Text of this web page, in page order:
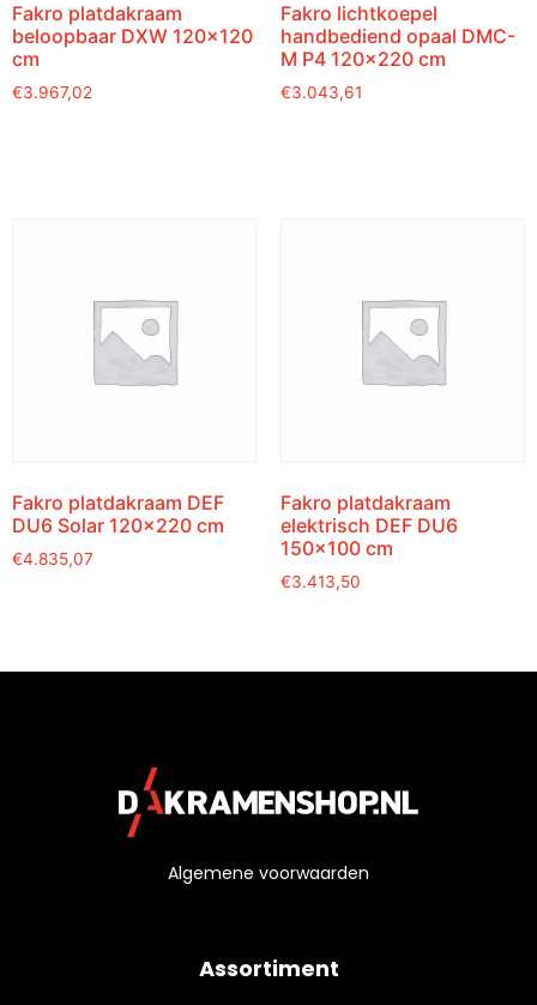
Fakro platdakraam
beloopbaar DXW 120×120
cm
€3.967,02
Fakro lichtkoepel
handbediend opaal DMC-
M P4 120×220 cm
€3.043,61
Fakro platdakraam DEF
DU6 Solar 120×220 cm
€4.835,07
Fakro platdakraam
elektrisch DEF DU6
150×100 cm
€3.413,50
Algemene voorwaarden
Assortiment